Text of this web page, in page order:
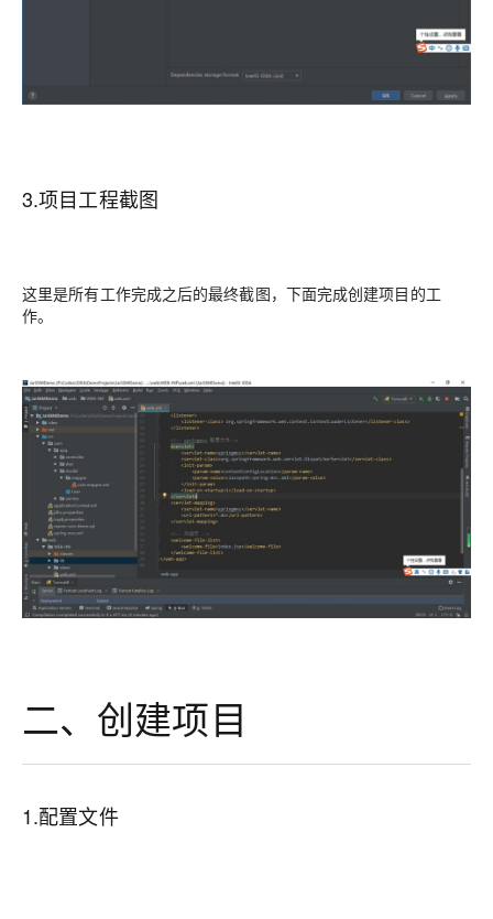
3.项目工程截图
这里是所有工作完成之后的最终截图，下面完成创建项目的工
作。
二、创建项目
1.配置文件